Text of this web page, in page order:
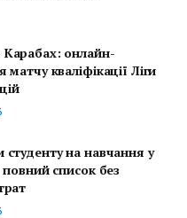
онлайн-
матчу кваліфікації Ліги
на навчання у
повний список без